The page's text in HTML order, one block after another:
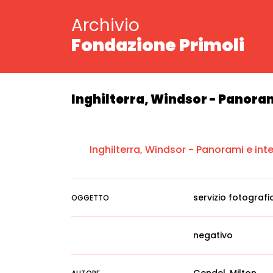
Archivio
Fondazione Primoli
Inghilterra, Windsor -
Inghilterra, Windsor - Panorami e
OGGETTO servizio
negativo